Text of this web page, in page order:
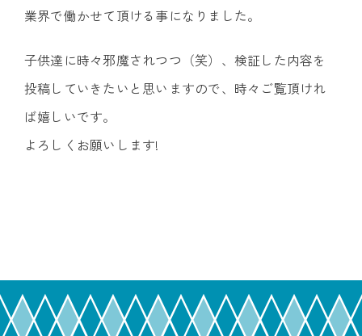
業界で働かせて頂ける事になりました。
子供達に時々邪魔されつつ（笑）、検証した内容を
投稿していきたいと思いますので、時々ご覧頂けれ
ば嬉しいです。
よろしくお願いします!